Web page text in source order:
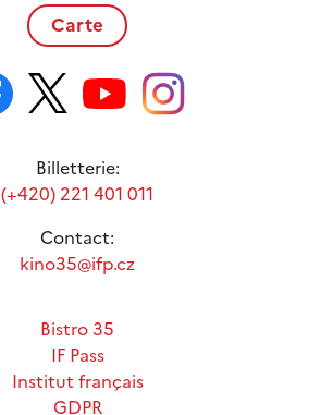
Carte
Billetterie:
(+420) 221 401 011
Contact:
kino35@ifp.cz
Bistro 35
IF Pass
Institut français
GDPR